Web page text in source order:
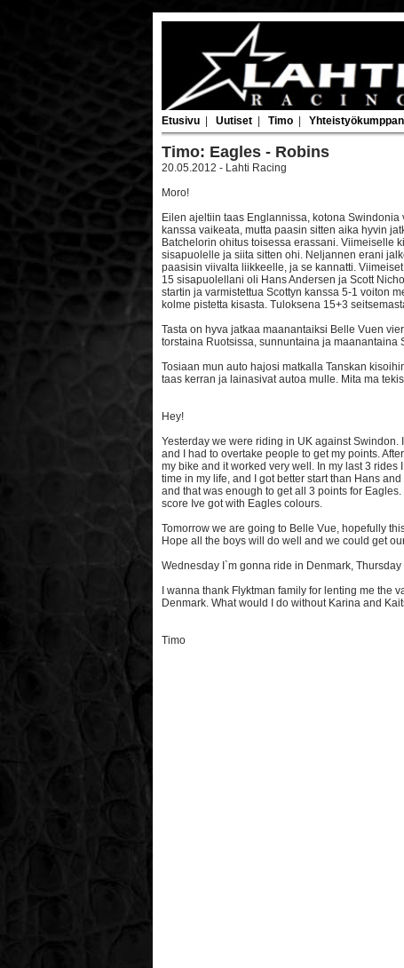
Etusivu Uutiset Timo
Timo: Eagles - Robins
20.05.2012 - Lahti Racing
Moro!
Eilen ajeltiin taas Englannissa, kotona
kanssa vaikeata, mutta paasin sitten aika hyvin
Batchelorin ohitus toisessa erassani. Viimeiselle
sisapuolelle ja siita sitten ohi. Neljannen erani
paasisin viivalta liikkeelle, ja se kannatti.
15 sisapuolellani oli Hans Andersen ja Scott
startin ja varmistettua Scottyn kanssa 5-1 voiton
kolme pistetta kisasta. Tuloksena 15+3
Tasta on hyva jatkaa maanantaiksi Belle Vuen
torstaina Ruotsissa, sunnuntaina ja maanantaina
Tosiaan mun auto hajosi matkalla Tanskan
taas kerran ja lainasivat autoa mulle. Mita ma
Hey!
Yesterday we were riding in UK against Swindon.
and I had to overtake people to get my points.
my bike and it worked very well. In my last 3 rides
time in my life, and I got better start than Hans
and that was enough to get all 3 points for
score Ive got with Eagles colours.
Tomorrow we are going to Belle Vue, hopefully
Hope all the boys will do well and we could get
Wednesday I`m gonna ride in Denmark,
I wanna thank Flyktman family for lenting me the
Denmark. What would I do without Karina and
Timo